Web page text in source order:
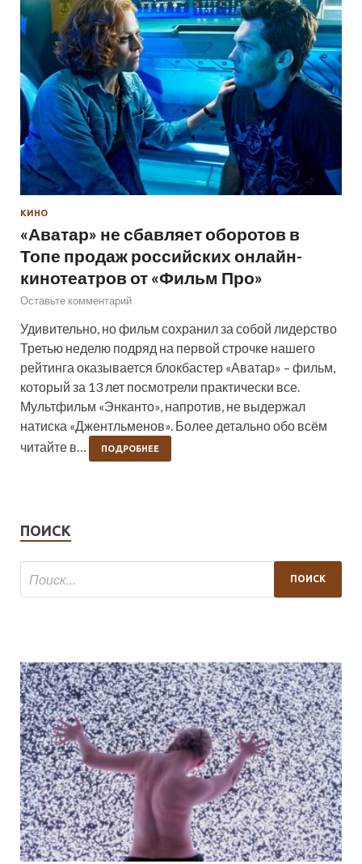
КИНО
«Аватар» не сбавляет оборотов в
Топе продаж российских онлайн-
кинотеатров от «Фильм Про»
Оставьте комментарий
Удивительно, но фильм сохранил за собой лидерство
Третью неделю подряд на первой строчке нашего
рейтинга оказывается блокбастер «Аватар» – фильм,
который за 13 лет посмотрели практически все.
Мультфильм «Энканто», напротив, не выдержал
натиска «Джентльменов». Более детально обо всём
читайте в…
ПОДРОБНЕЕ
ПОИСК